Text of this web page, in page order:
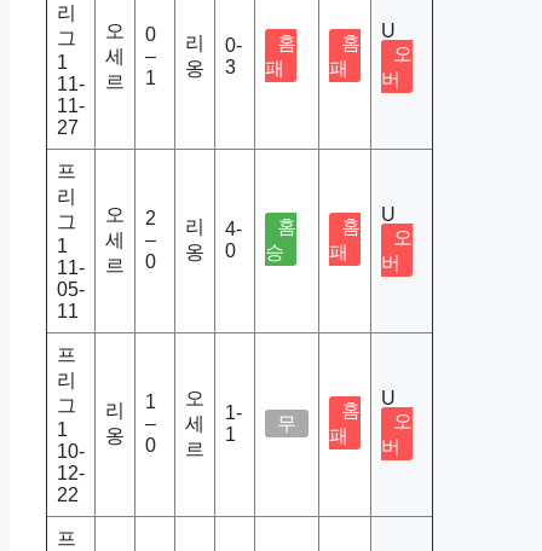
리
그
1
11-
11-
27
오
세
르
0
–
1
리
옹
0-
3
홈
패
홈
패
U
오
버
프
리
그
1
11-
05-
11
오
세
르
2
–
0
리
옹
4-
0
홈
승
홈
패
U
오
버
프
리
그
1
10-
12-
22
리
옹
1
–
0
오
세
르
1-
1
무
홈
패
U
오
버
프